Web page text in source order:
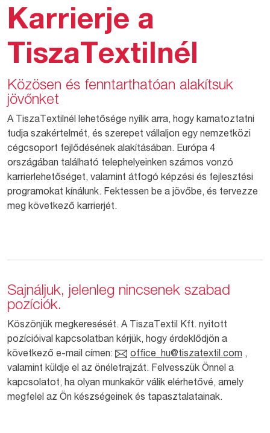
Karrierje a
TiszaTextilnél
Közösen és fenntarthatóan alakítsuk
jövőnket
A TiszaTextilnél lehetősége nyílik arra, hogy kamatoztatni
tudja szakértelmét, és szerepet vállaljon egy nemzetközi
cégcsoport fejlődésének alakításában. Európa 4
országában található telephelyeinken számos vonzó
karrierlehetőséget, valamint átfogó képzési és fejlesztési
programokat kínálunk. Fektessen be a jövőbe, és tervezze
meg következő karrierjét.
Sajnáljuk, jelenleg nincsenek szabad
pozíciók.
Köszönjük megkeresését. A TiszaTextil Kft. nyitott
pozícióival kapcsolatban kérjük, hogy érdeklődjön a
következő e-mail címen:
office_hu@tiszatextil.com ,
valamint küldje el az önéletrajzát. Felvesszük Önnel a
kapcsolatot, ha olyan munkakör válik elérhetővé, amely
megfelel az Ön készségeinek és tapasztalatainak.